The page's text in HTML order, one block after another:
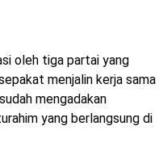
oleh tiga partai yang
menjalin kerja sama
mengadakan
yang berlangsung di